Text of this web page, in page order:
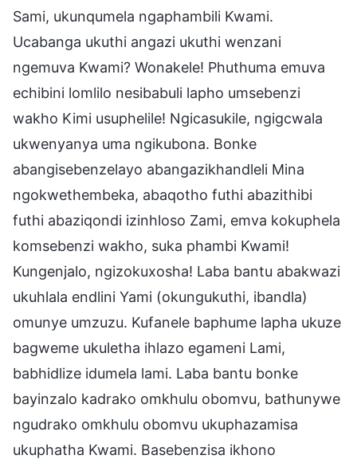
Sami, ukunqumela ngaphambili Kwami.
Ucabanga ukuthi angazi ukuthi wenzani
ngemuva Kwami? Wonakele! Phuthuma emuva
echibini lomlilo nesibabuli lapho umsebenzi
wakho Kimi usuphelile! Ngicasukile, ngigcwala
ukwenyanya uma ngikubona. Bonke
abangisebenzelayo abangazikhandleli Mina
ngokwethembeka, abaqotho futhi abazithibi
futhi abaziqondi izinhloso Zami, emva kokuphela
komsebenzi wakho, suka phambi Kwami!
Kungenjalo, ngizokuxosha! Laba bantu abakwazi
ukuhlala endlini Yami (okungukuthi, ibandla)
omunye umzuzu. Kufanele baphume lapha ukuze
bagweme ukuletha ihlazo egameni Lami,
babhidlize idumela lami. Laba bantu bonke
bayinzalo kadrako omkhulu obomvu, bathunywe
ngudrako omkhulu obomvu ukuphazamisa
ukuphatha Kwami. Basebenzisa ikhono